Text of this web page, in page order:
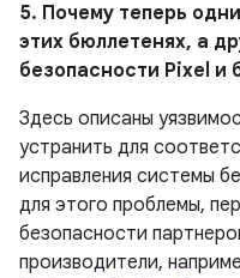
5. Почему теперь
этих бюллетенях, а
безопасности Pixel и
Здесь описаны
устранить для
исправления системы
для этого проблемы,
безопасности
производители,